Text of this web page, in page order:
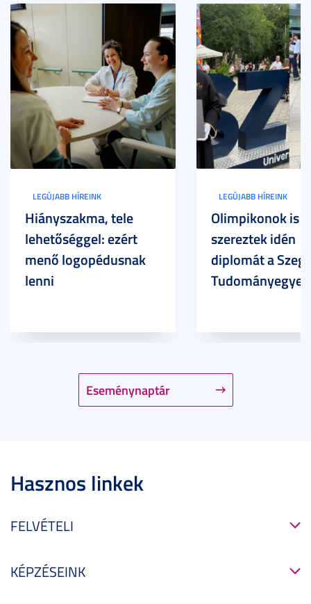
Eseménynaptár
LEGÚJABB HÍREINK
Hiányszakma, tele
lehetőséggel: ezért
menő logopédusnak
lenni
LEGÚJABB HÍREINK
Olimpikonok is
szereztek idén
diplomát a
Hasznos linkek
FELVÉTELI
KÉPZÉSEINK